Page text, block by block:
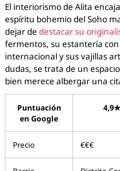
El interiorismo de Alita
espíritu bohemio del Soho
dejar de destacar su
fermentos, su estantería
internacional y sus vajillas
dudas, se trata de un
bien merece albergar una
Puntuación
en Google
Precio €€€